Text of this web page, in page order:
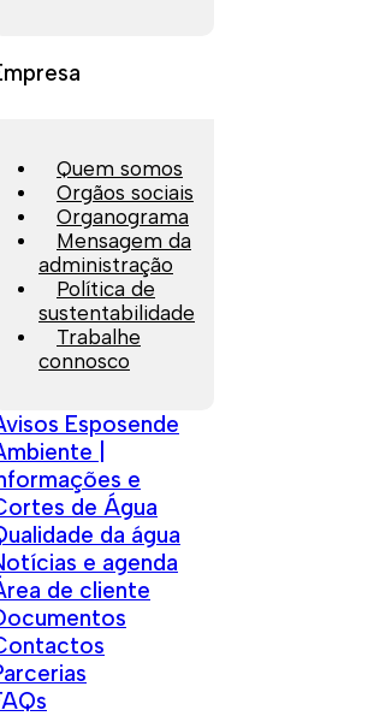
Quem somos
Orgãos sociais
Organograma
Mensagem da
administração
Política de
sustentabilidade
Trabalhe
connosco
Esposende
|
e
de Água
da água
e agenda
de cliente